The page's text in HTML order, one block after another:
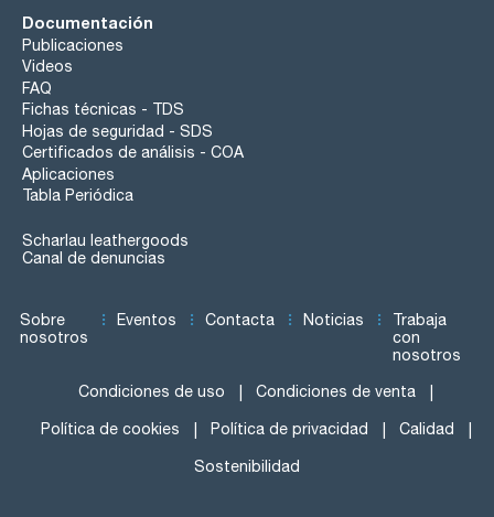
Documentación
Publicaciones
Videos
FAQ
Fichas técnicas - TDS
Hojas de seguridad - SDS
Certificados de análisis - COA
Aplicaciones
Tabla Periódica
Scharlau leathergoods
Canal de denuncias
Sobre
nosotros
Eventos Contacta Noticias
Trabaja
con
nosotros
Condiciones de uso Condiciones de venta
Política de cookies Política de privacidad Calidad
Sostenibilidad